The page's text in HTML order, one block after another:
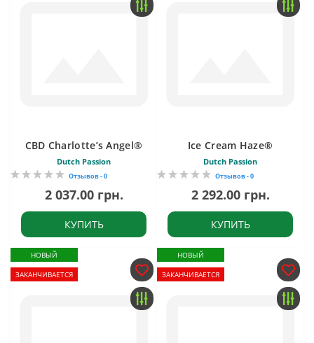
CBD Charlotte’s Angel®
Dutch Passion
Отзывов - 0
2 037.00 грн.
КУПИТЬ
Ice Cream Haze®
Dutch Passion
Отзывов - 0
2 292.00 грн.
КУПИТЬ
НОВЫЙ
ЗАКАНЧИВАЕТСЯ
НОВЫЙ
ЗАКАНЧИВАЕТСЯ